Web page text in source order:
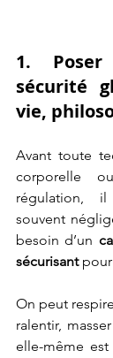
1.
sécurité
vie,
Avant toute
corporelle
régulation,
souvent
besoin d’un
sécurisant pour
On peut
ralentir,
elle-même